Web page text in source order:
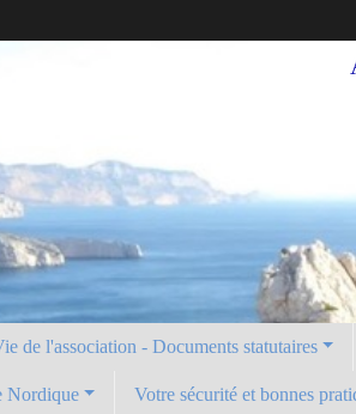
de l'association - Documents statutaires
Nordique Votre sécurité et bonnes